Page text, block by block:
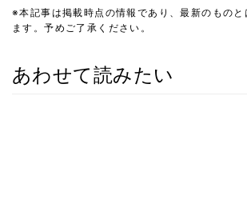
※本記事は掲載時点の情報であり、最新のものと
ます。予めご了承ください。
あわせて読みたい